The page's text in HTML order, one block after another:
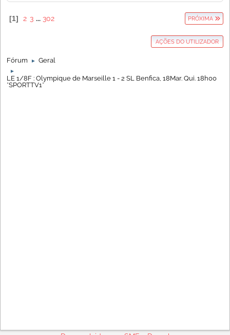
1 2 3 ... 302 PRÓXIMA
AÇÕES DO UTILIZADOR
Fórum ► Geral
►
LE 1/8F : Olympique de Marseille 1 - 2 SL Benfica, 18Mar. Qui. 18h00
*SPORTTV1*